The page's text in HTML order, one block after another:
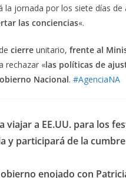
la jornada por los siete días de
las conciencias«.
cierre unitario, frente al
rechazar «las políticas de
Nacional. #AgenciaNA
viajar a EE.UU. para los
y participará de la
enojado con